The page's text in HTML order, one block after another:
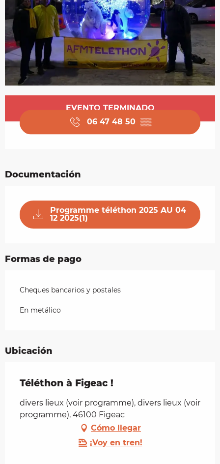
Horarios y datos de contacto
EVENTO TERMINADO
06 47 48 50 ▒▒
Documentación
Programme téléthon 2025 AU 04
12 2025(1)
Formas de pago
Cheques bancarios y postales
En metálico
Ubicación
Téléthon à Figeac !
divers lieux (voir programme), divers lieux (voir
programme), 46100 Figeac
Cómo llegar
¡Voy en tren!